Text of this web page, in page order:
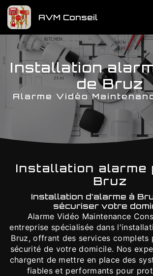
AVM Conseil
Installation
de Bruz
Alarme Vidéo
Installation alarme
Bruz
Installation d'alarme à
sécuriser votre
Alarme Vidéo Maintenance
entreprise spécialisée dans
Bruz, offrant des services complets
sécurité de votre domicile. Nos
chargent de mettre en place des
fiables et performants pour
Panneau de gestion des cookies